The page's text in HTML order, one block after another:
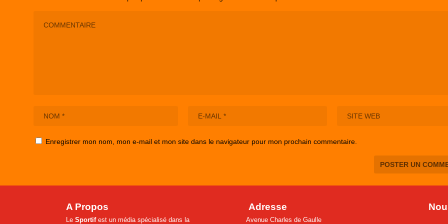
Enregistrer mon nom, mon e-mail et mon site dans le navigateur pour mon prochain commentaire.
A Propos
Le Sportifest un média spécialisé dans la
Adresse
Avenue Charles de Gaulle